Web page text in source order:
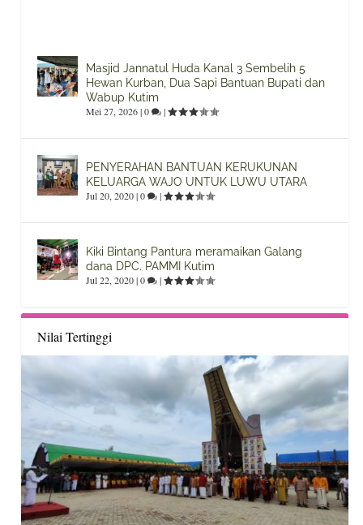
Masjid Jannatul Huda Kanal 3 Sembelih 5
Hewan Kurban, Dua Sapi Bantuan Bupati dan
Wabup Kutim
Mei 27, 2026|0 |
PENYERAHAN BANTUAN KERUKUNAN
KELUARGA WAJO UNTUK LUWU UTARA
Jul 20, 2020|0 |
Kiki Bintang Pantura meramaikan Galang
dana DPC. PAMMI Kutim
Jul 22, 2020|0 |
Nilai Tertinggi